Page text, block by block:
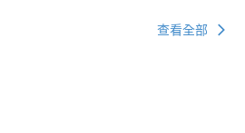
查看全部